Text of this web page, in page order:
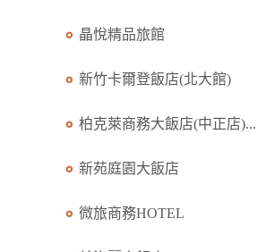
晶悅精品旅館
新竹卡爾登飯店(北大館)
柏克萊商務大飯店(中正店)...
新苑庭園大飯店
微旅商務HOTEL